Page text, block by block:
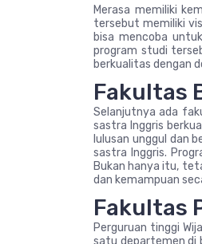
Merasa memiliki
tersebut memiliki
bisa mencoba
program studi
berkualitas dengan
Fakultas
Selanjutnya ada
sastra Inggris
lulusan unggul dan
sastra Inggris.
Bukan hanya itu,
dan kemampuan
Fakultas
Perguruan tinggi
satu departemen di